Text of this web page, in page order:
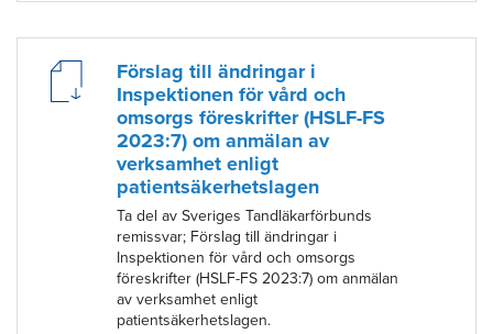
Förslag till ändringar i
Inspektionen för vård och
omsorgs föreskrifter (HSLF-FS
2023:7) om anmälan av
verksamhet enligt
patientsäkerhetslagen
Ta del av Sveriges Tandläkarförbunds
remissvar; Förslag till ändringar i
Inspektionen för vård och omsorgs
föreskrifter (HSLF-FS 2023:7) om anmälan
av verksamhet enligt
patientsäkerhetslagen.